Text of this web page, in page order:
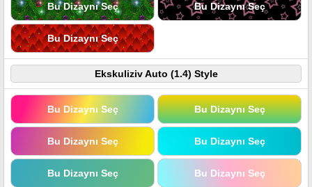
Bu Dizaynı Seç Bu Dizaynı Seç
Bu Dizaynı Seç
Ekskuliziv Auto (1.4) Style
Bu Dizaynı Seç Bu Dizaynı Seç
Bu Dizaynı Seç Bu Dizaynı Seç
Bu Dizaynı Seç Bu Dizaynı Seç